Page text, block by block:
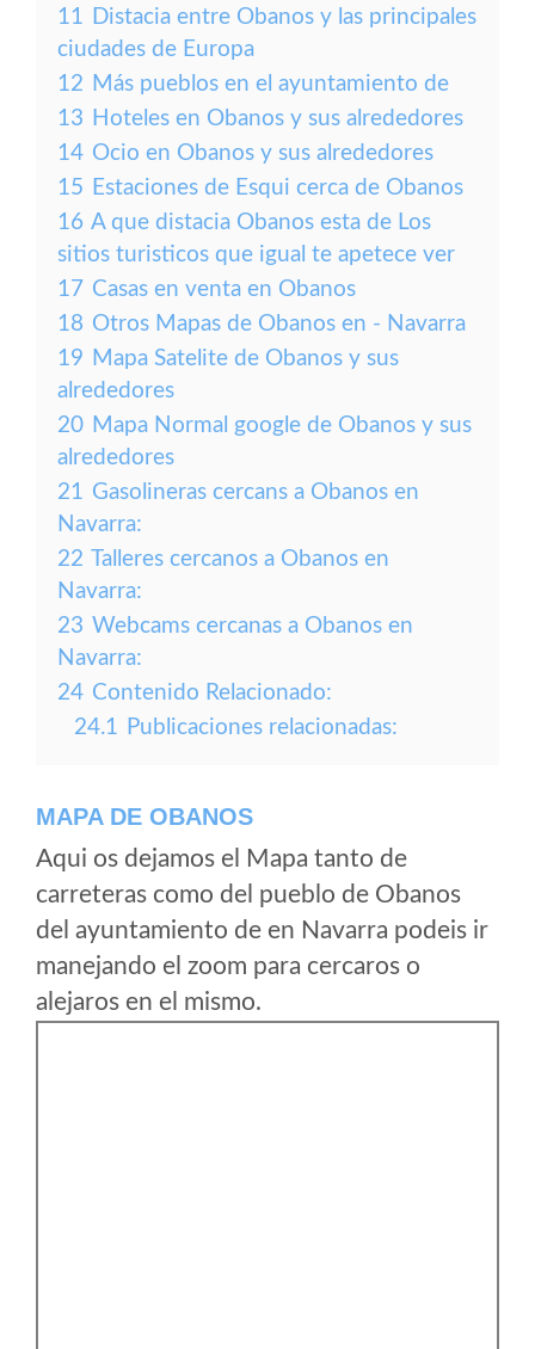
11 Distacia entre Obanos y las principales
ciudades de Europa
12 Más pueblos en el ayuntamiento de
13 Hoteles en Obanos y sus alrededores
14 Ocio en Obanos y sus alrededores
15 Estaciones de Esqui cerca de Obanos
16 A que distacia Obanos esta de Los
sitios turisticos que igual te apetece ver
17 Casas en venta en Obanos
18 Otros Mapas de Obanos en - Navarra
19 Mapa Satelite de Obanos y sus
alrededores
20 Mapa Normal google de Obanos y sus
alrededores
21 Gasolineras cercans a Obanos en
Navarra:
22 Talleres cercanos a Obanos en
Navarra:
23 Webcams cercanas a Obanos en
Navarra:
24 Contenido Relacionado:
24.1 Publicaciones relacionadas:
MAPA DE OBANOS
Aqui os dejamos el Mapa tanto de
carreteras como del pueblo de Obanos
del ayuntamiento de en Navarra podeis ir
manejando el zoom para cercaros o
alejaros en el mismo.